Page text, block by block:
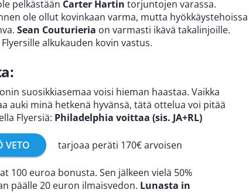
pelkästään Carter Hartin torjuntojen varassa.
ole ollut kovinkaan varma, mutta hyökkäystehoissa
Sean Couturieria on varmasti ikävä takalinjoille.
alkukauden kovin vastus.
suosikkiasemaa voisi hieman haastaa. Vaikka
auki minä hetkenä hyvänsä, tätä ottelua voi pitää
Flyersiä: Philadelphia voittaa (sis. JA+RL)
VETO tarjoaa peräti 170€ arvoisen
100 euroa bonusta. Sen jälkeen vielä 50%
päälle 20 euron ilmaisvedon. Lunasta in